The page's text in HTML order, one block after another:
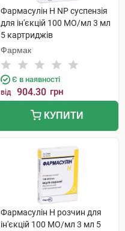
Фармасулін H NP суспензія
для ін'єкцій 100 МО/мл 3 мл
5 картриджів
Фармак
Є в наявності
від 904.30 грн
КУПИТИ
Фармасулін H розчин для
ін'єкцій 100 МО/мл 3 мл 5